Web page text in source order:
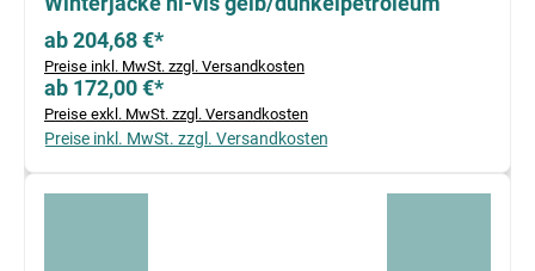
ab 204,68 €*
Preise inkl. MwSt. zzgl. Versandkosten
ab 172,00 €*
Preise exkl. MwSt. zzgl. Versandkosten
Preise inkl. MwSt. zzgl. Versandkosten